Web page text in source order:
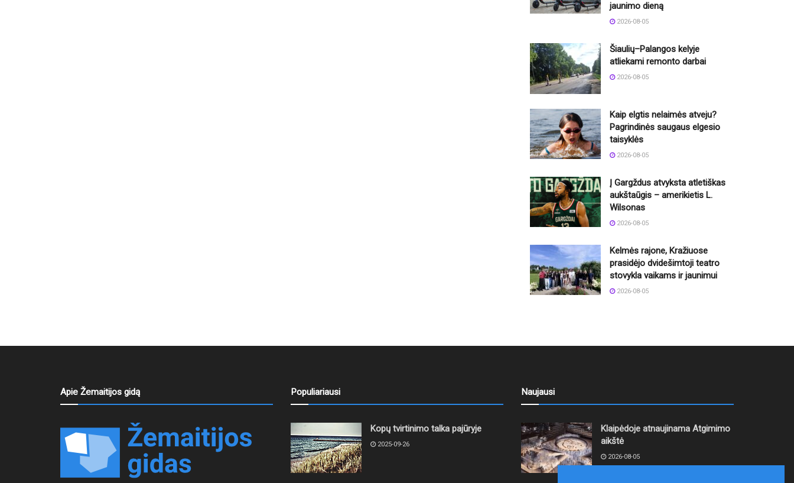
jaunimo dieną
2026-08-05
Šiaulių–Palangos kelyje
atliekami remonto darbai
2026-08-05
Kaip elgtis nelaimės atveju?
Pagrindinės saugaus elgesio
taisyklės
2026-08-05
Į Gargždus atvyksta atletiškas
aukštaūgis – amerikietis L.
Wilsonas
2026-08-05
Kelmės rajone, Kražiuose
prasidėjo dvidešimtoji teatro
stovykla vaikams ir jaunimui
2026-08-05
Apie Žemaitijos gidą Populiariausi
Kopų tvirtinimo talka pajūryje
2025-09-26
Naujausi
Klaipėdoje atnaujinama Atgimimo
aikštė
2026-08-05